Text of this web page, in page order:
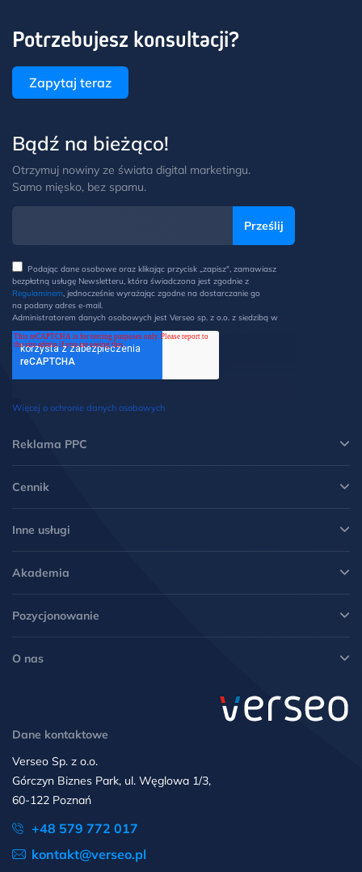
Potrzebujesz konsultacji?
Zapytaj teraz
Bądź na bieżąco!
Otrzymuj nowiny ze świata digital marketingu.
Samo mięsko, bez spamu.
Podając dane osobowe oraz klikając przycisk „zapisz", zamawiasz
bezpłatną usługę Newsletteru, która świadczona jest zgodnie z
Regulaminem , jednocześnie wyrażając zgodne na dostarczanie go
na podany adres e-mail.
Administratorem danych osobowych jest Verseo sp. z o.o. z siedzibą w
Poznaniu przy ul. Węglowej 1/3 (60-122 Poznań). Z Administratorem
można kontaktować się pisemnie na ww. adres lub elektronicznie na
adres e-mail: ochronadanych@verseo.pl. Państwa dane osobowe są
przetwarzane w celu wysyłki newsletteru, zgodnie z Regulaminem, w
związku z czym mają Państwo prawo do: dostępu do swoich danych
sprzeciwu wobec przetwarzania danych oraz wniesienia skargi do
Więcej o ochronie danych osobowych
Reklama PPC
Cennik
Inne usługi
Akademia
Pozycjonowanie
O nas
Dane kontaktowe
Verseo Sp. z o.o.
Górczyn Biznes Park, ul. Węglowa 1/3,
60-122 Poznań
+48 579 772 017
kontakt@verseo.pl